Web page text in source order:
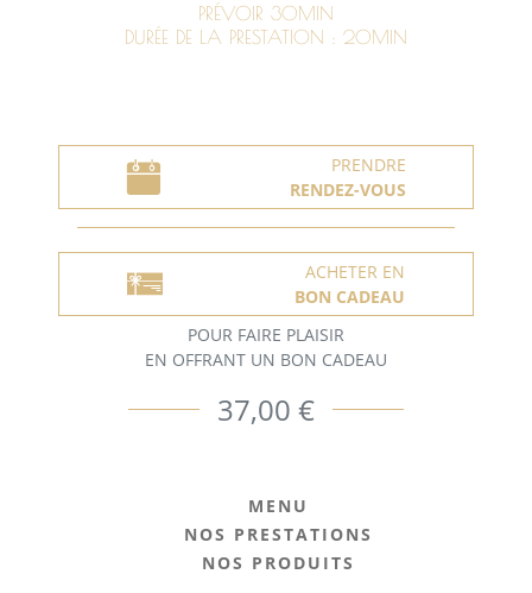
PRÉVOIR 30MIN
DURÉE DE LA PRESTATION : 20MIN
PRENDRE
RENDEZ-VOUS
ACHETER EN
BON CADEAU
POUR FAIRE PLAISIR
EN OFFRANT UN BON CADEAU
37,00 €
MENU
NOS PRESTATIONS
NOS PRODUITS